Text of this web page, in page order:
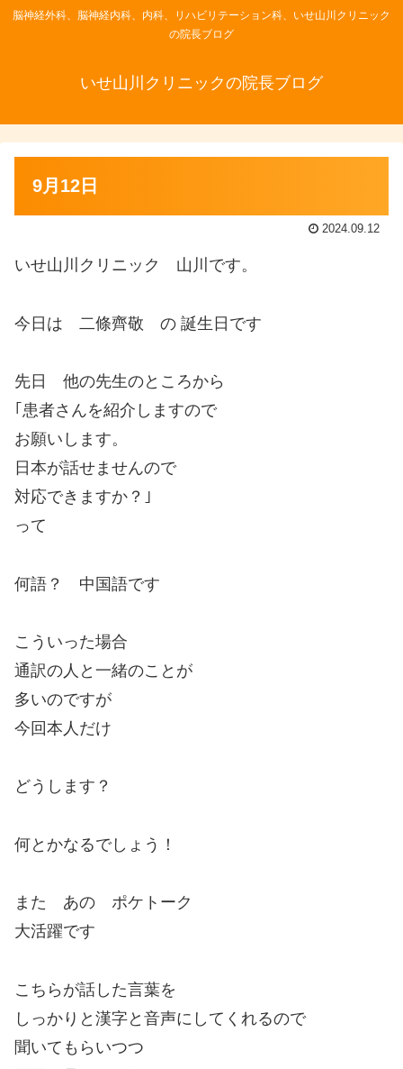
脳神経外科、脳神経内科、内科、リハビリテーション科、いせ山川クリニック
の院長ブログ
いせ山川クリニックの院長ブログ
9月12日
2024.09.12
いせ山川クリニック 山川です。
今日は 二條齊敬 の 誕生日です
先日 他の先生のところから
｢患者さんを紹介しますので
お願いします。
日本が話せませんので
対応できますか？｣
って
何語？ 中国語です
こういった場合
通訳の人と一緒のことが
多いのですが
今回本人だけ
どうします？
何とかなるでしょう！
また あの ポケトーク
大活躍です
こちらが話した言葉を
しっかりと漢字と音声にしてくれるので
聞いてもらいつつ